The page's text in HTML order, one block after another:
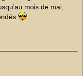
mois de mai,